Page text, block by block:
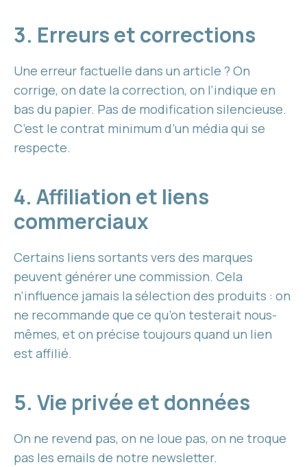
3. Erreurs et corrections
Une erreur factuelle dans un article ? On
corrige, on date la correction, on l’indique en
bas du papier. Pas de modification silencieuse.
C’est le contrat minimum d’un média qui se
respecte.
4. Affiliation et liens
commerciaux
Certains liens sortants vers des marques
peuvent générer une commission. Cela
n’influence jamais la sélection des produits : on
ne recommande que ce qu’on testerait nous-
mêmes, et on précise toujours quand un lien
est affilié.
5. Vie privée et données
On ne revend pas, on ne loue pas, on ne troque
pas les emails de notre newsletter.